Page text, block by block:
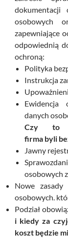
dokumentacji
osobowych
zapewniające
odpowiednią
ochroną:
Polityka
Instrukcja
Ewidencja
danych
Czy to
firma byli
Jawny
osobowych
Nowe
osobowych.
Podział
i kiedy za
koszt będzie